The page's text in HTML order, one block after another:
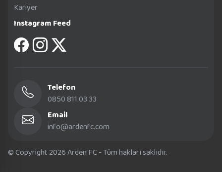
Kariyer
Instagram Feed
Telefon
0850 811 03 33
Email
info@ardenfc.com
© Copyright 2026 Arden FC - Tüm hakları saklıdır.